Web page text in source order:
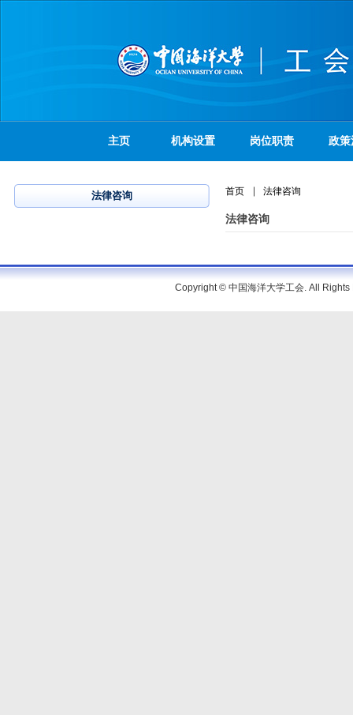
主页 机构设置 岗位职责 政策
法律咨询 首页 法律咨询
法律咨询
Copyright © 中国海洋大学工会. All